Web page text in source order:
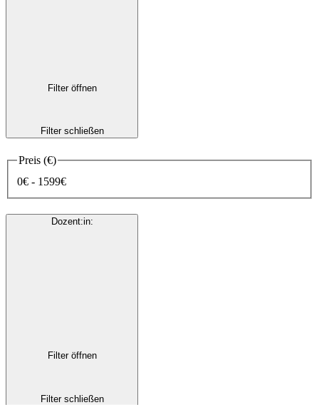
Filter öffnen
Filter schließen
Preis (€)
0€ - 1599€
Dozent:in:
Filter öffnen
Filter schließen